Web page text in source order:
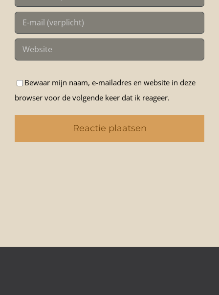
Bewaar mijn naam, e-mailadres en website in deze
browser voor de volgende keer dat ik reageer.